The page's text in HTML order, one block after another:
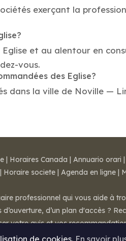
exerçant la
et au alentour en
vous.
des Eglise?
dans la ville de Noville —
de cookies. En savoir
| Horaires Canada | Annuario orari |
| Horaire societe | Agenda en ligne |
professionnel qui vous aide à
d’un plan d'accès ?
votre avis et vos